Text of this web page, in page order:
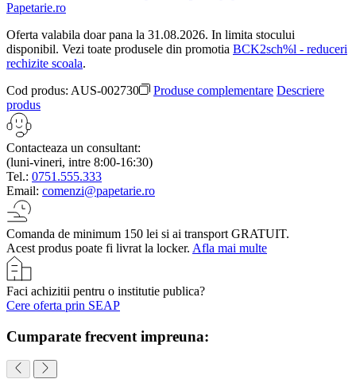
Oferta valabila doar pana la 31.08.2026. In limita stocului
disponibil. Vezi toate produsele din promotia BCK2sch%l - reduceri
rechizite scoala.
Cod produs: AUS-002730 Produse complementare Descriere
produs
Contacteaza un consultant:
(luni-vineri, intre 8:00-16:30)
Tel.: 0751.555.333
Email: comenzi@papetarie.ro
Comanda de minimum 150 lei si ai transport GRATUIT.
Acest produs poate fi livrat la locker. Afla mai multe
Faci achizitii pentru o institutie publica?
Cere oferta prin SEAP
Cumparate frecvent impreuna: